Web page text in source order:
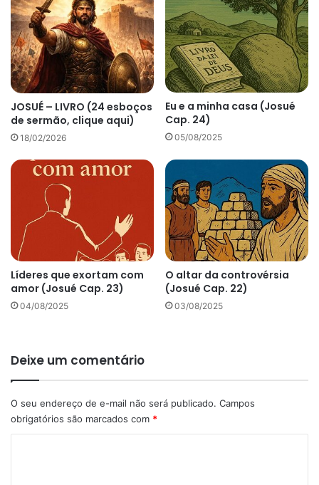
JOSUÉ – LIVRO (24 esboços
de sermão, clique aqui)
18/02/2026
Eu e a minha casa (Josué
Cap. 24)
05/08/2025
Líderes que exortam com
amor (Josué Cap. 23)
04/08/2025
O altar da controvérsia
(Josué Cap. 22)
03/08/2025
Deixe um comentário
O seu endereço de e-mail não será publicado. Campos
obrigatórios são marcados com *